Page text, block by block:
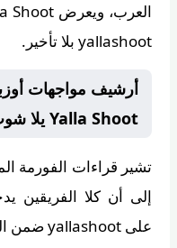
العرب، ويعرض Shoot
yallashoot بلا تأخير.
أرشيف مواجهات
Yalla Shoot يلا شوت
تشير قراءات الفورمة
إلى أن كلا الفريقين
على yallashoot ضمن البطولة.